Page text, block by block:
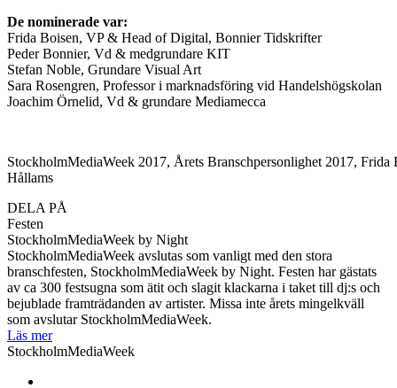
De nominerade var:
Frida Boisen, VP & Head of Digital, Bonnier Tidskrifter
Peder Bonnier, Vd & medgrundare KIT
Stefan Noble, Grundare Visual Art
Sara Rosengren, Professor i marknadsföring vid Handelshögskolan
Joachim Örnelid, Vd & grundare Mediamecca
StockholmMediaWeek 2017, Årets Branschpersonlighet 2017, Frida
Hållams
DELA PÅ
Festen
StockholmMediaWeek by Night
StockholmMediaWeek avslutas som vanligt med den stora
branschfesten, StockholmMediaWeek by Night. Festen har gästats
av ca 300 festsugna som ätit och slagit klackarna i taket till dj:s och
bejublade framträdanden av artister. Missa inte årets mingelkväll
som avslutar StockholmMediaWeek.
Läs mer
StockholmMediaWeek